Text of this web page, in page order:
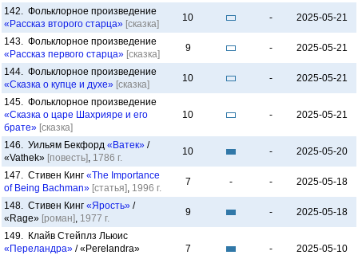
142. Фольклорное произведение
«Рассказ второго старца» [сказка]
10 - 2025-05-21
143. Фольклорное произведение
«Рассказ первого старца» [сказка]
9 - 2025-05-21
144. Фольклорное произведение
«Сказка о купце и духе» [сказка]
10 - 2025-05-21
145. Фольклорное произведение
«Сказка о царе Шахрияре и его
брате» [сказка]
10 - 2025-05-21
146. Уильям Бекфорд «Ватек» /
«Vathek» [повесть], 1786 г.
10 - 2025-05-20
147. Стивен Кинг «The Importance
of Being Bachman» [статья], 1996 г.
7 - - 2025-05-18
148. Стивен Кинг «Ярость» /
«Rage» [роман], 1977 г.
9 - 2025-05-18
149. Клайв Стейплз Льюис
«Переландра» / «Perelandra»
7 - 2025-05-10